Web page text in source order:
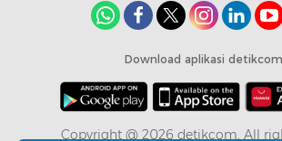
Download aplikasi detikcom
Copyright @ 2026 detikcom, All